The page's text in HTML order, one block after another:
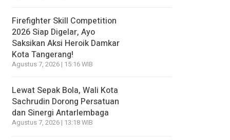
Firefighter Skill Competition
2026 Siap Digelar, Ayo
Saksikan Aksi Heroik Damkar
Kota Tangerang!
Agustus 7, 2026 | 15:16 WIB
Lewat Sepak Bola, Wali Kota
Sachrudin Dorong Persatuan
dan Sinergi Antarlembaga
Agustus 7, 2026 | 13:18 WIB